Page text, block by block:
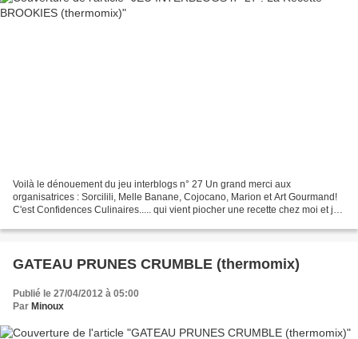
Voilà le dénouement du jeu interblogs n° 27 Un grand merci aux
organisatrices : Sorcilili, Melle Banane, Cojocano, Marion et Art Gourmand!
C'est Confidences Culinaires..... qui vient piocher une recette chez moi et je
GATEAU PRUNES CRUMBLE (thermomix)
Publié le 27/04/2012 à 05:00
Par Minoux